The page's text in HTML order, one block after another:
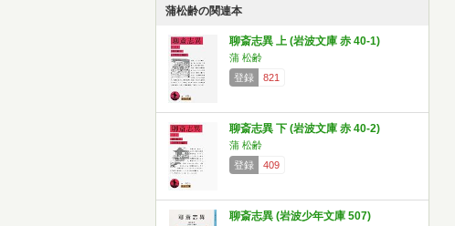
蒲松齢の関連本
聊斎志異 上 (岩波文庫 赤 40-1)
蒲 松齢
登録
821
聊斎志異 下 (岩波文庫 赤 40-2)
蒲 松齢
登録
409
聊斎志異 (岩波少年文庫 507)